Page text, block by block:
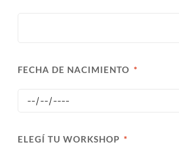
FECHA DE NACIMIENTO
ELEGÍ TU WORKSHOP